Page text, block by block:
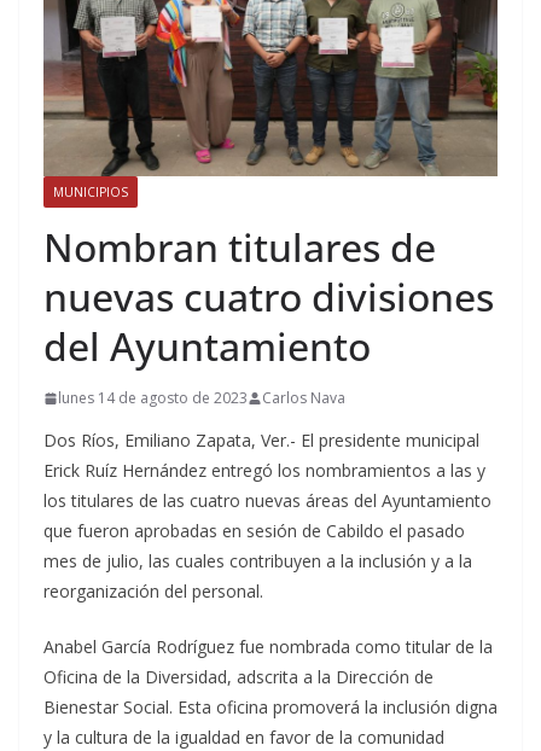
MUNICIPIOS
Nombran titulares de
nuevas cuatro divisiones
del Ayuntamiento
lunes 14 de agosto de 2023 Carlos Nava
Dos Ríos, Emiliano Zapata, Ver.- El presidente municipal
Erick Ruíz Hernández entregó los nombramientos a las y
los titulares de las cuatro nuevas áreas del Ayuntamiento
que fueron aprobadas en sesión de Cabildo el pasado
mes de julio, las cuales contribuyen a la inclusión y a la
reorganización del personal.
Anabel García Rodríguez fue nombrada como titular de la
Oficina de la Diversidad, adscrita a la Dirección de
Bienestar Social. Esta oficina promoverá la inclusión digna
y la cultura de la igualdad en favor de la comunidad